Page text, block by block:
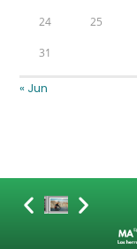
24 25
31
« Jun